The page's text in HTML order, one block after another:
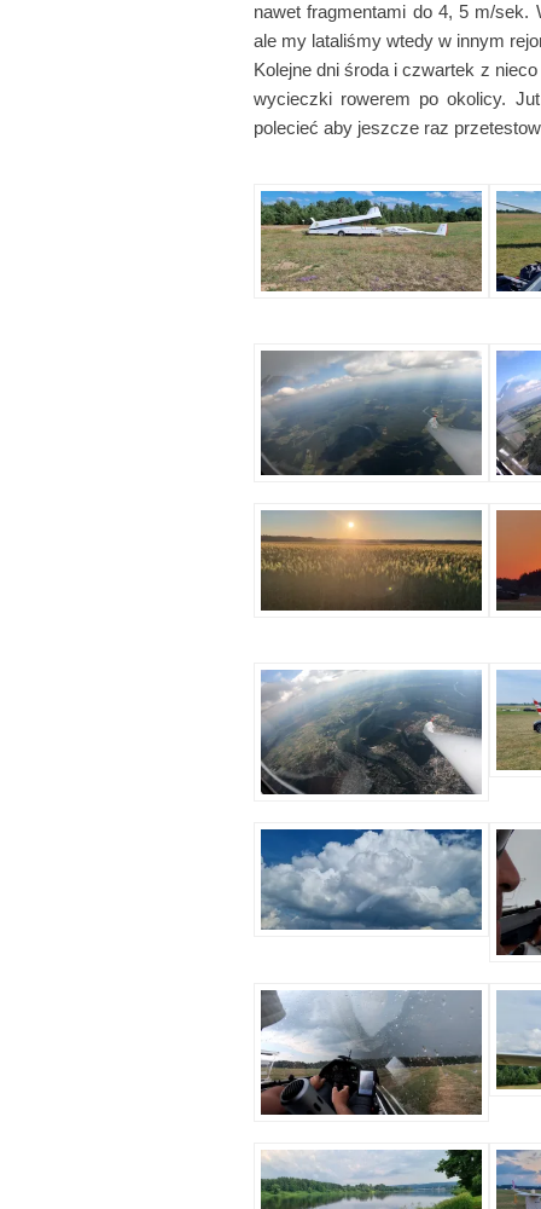
nawet fragmentami do 4, 5 m/sek.
ale my lataliśmy wtedy w innym
Kolejne dni środa i czwartek z
wycieczki rowerem po okolicy.
polecieć aby jeszcze raz